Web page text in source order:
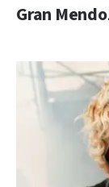
Gran